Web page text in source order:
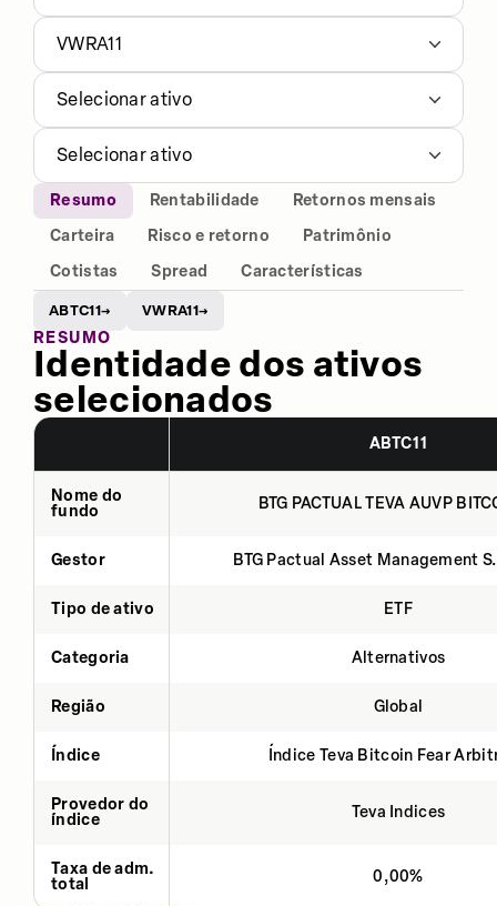
VWRA11
Selecionar ativo
Selecionar ativo
Resumo Rentabilidade
Retornos mensais
Carteira
Risco e retorno
Patrimônio
Cotistas
Spread Características
ABTC11→ VWRA11→
RESUMO
Identidade dos ativos
selecionados
ABTC11
Nome do
fundo
BTG PACTUAL TEVA AUVP
Gestor BTG Pactual Asset Management
Tipo de ativo ETF
Categoria Alternativos
Região Global
Índice Índice Teva Bitcoin Fear
Provedor do
índice
Teva Indices
Taxa de adm.
total
0,00%